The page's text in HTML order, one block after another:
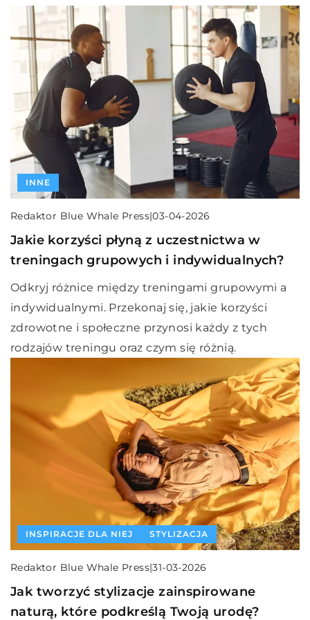
INNE
Redaktor Blue Whale Press|03-04-2026
Jakie korzyści płyną z uczestnictwa w
treningach grupowych i indywidualnych?
Odkryj różnice między treningami grupowymi a
indywidualnymi. Przekonaj się, jakie korzyści
zdrowotne i społeczne przynosi każdy z tych
rodzajów treningu oraz czym się różnią.
INSPIRACJE DLA NIEJ STYLIZACJA
Redaktor Blue Whale Press|31-03-2026
Jak tworzyć stylizacje zainspirowane
naturą, które podkreślą Twoją urodę?